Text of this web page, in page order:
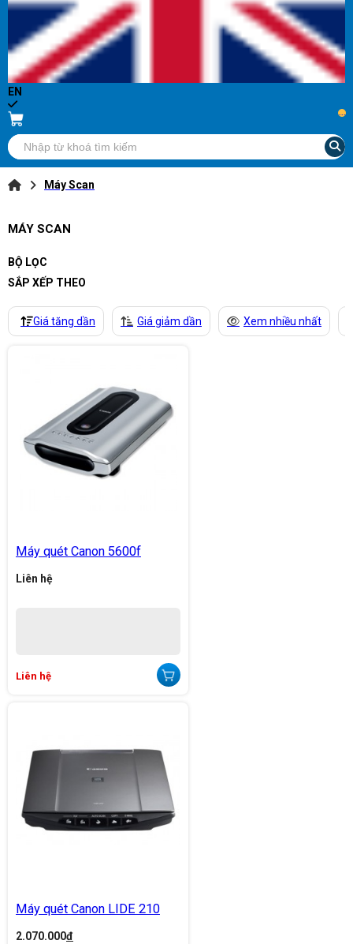
EN
...
Máy Scan
MÁY SCAN
BỘ LỌC
SẮP XẾP THEO
Giá tăng dần Giá giảm dần Xem nhiều nhất
Máy quét Canon 5600f
Liên hệ
Liên hệ
Máy quét Canon LIDE 210
2.070.000đ